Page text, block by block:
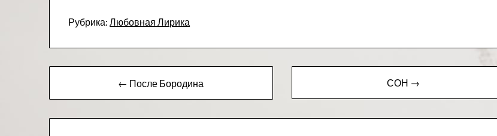
Рубрика: Любовная Лирика
по
записям
← После Бородина СОН →